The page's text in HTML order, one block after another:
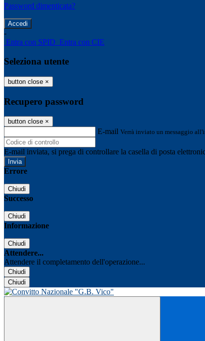
Password dimenticata?
-
Entra con SPID Entra con CIE
Seleziona utente
button close ×
Recupero password
button close ×
E-mail Verrà inviato un messaggio
E-mail inviata, si prega di controllare la casella di posta
Errore
Chiudi
Successo
Chiudi
Informazione
Chiudi
Attendere...
Attendere il completamento dell'operazione...
Chiudi
Chiudi